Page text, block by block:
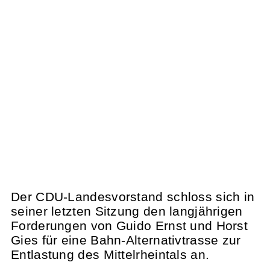
Der CDU-Landesvorstand schloss sich in
seiner letzten Sitzung den langjährigen
Forderungen von Guido Ernst und Horst
Gies für eine Bahn-Alternativtrasse zur
Entlastung des Mittelrheintals an.